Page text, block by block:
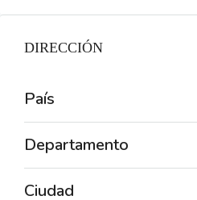
DIRECCIÓN
País
Departamento
Ciudad